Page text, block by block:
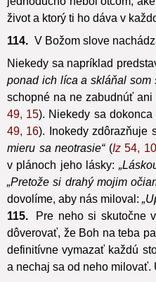
jednoducho nebol otcom,
život a ktorý ti ho dáva v
114.
V Božom slove
Niekedy sa napríklad
ponad ich líca a skláňal som
schopné na ne zabudnúť
49, 15). Niekedy sa
49, 16). Inokedy zdôrazňuje
mieru sa neotrasie“
(Iz 54, 10
v plánoch jeho lásky:
„Pretože si drahý mojim
dovolíme, aby nás miloval:
115.
Pre neho si skutočne
dôverovať, že Boh na teba
definitívne vymazať každú
a nechaj sa od neho milovať.